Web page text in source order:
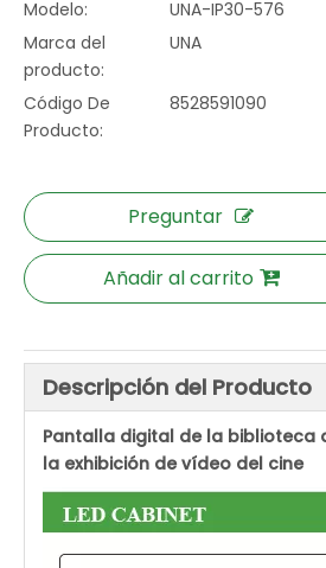
Modelo:
UNA-IP30-576
Marca del
producto:
UNA
Código De
Producto:
8528591090
Preguntar
Añadir al carrito
Descripción del Producto
Pantalla digital de la biblioteca
la exhibición de vídeo del cine